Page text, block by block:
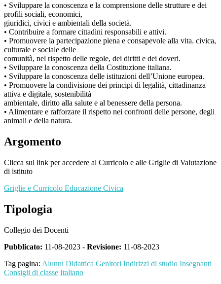
• Sviluppare la conoscenza e la comprensione delle strutture e dei
profili sociali, economici,
giuridici, civici e ambientali della società.
• Contribuire a formare cittadini responsabili e attivi.
• Promuovere la partecipazione piena e consapevole alla vita. civica,
culturale e sociale delle
comunità, nel rispetto delle regole, dei diritti e dei doveri.
• Sviluppare la conoscenza della Costituzione italiana.
• Sviluppare la conoscenza delle istituzioni dell’Unione europea.
• Promuovere la condivisione dei principi di legalità, cittadinanza
attiva e digitale, sostenibilità
ambientale, diritto alla salute e al benessere della persona.
• Alimentare e rafforzare il rispetto nei confronti delle persone, degli
animali e della natura.
Argomento
Clicca sul link per accedere al Curricolo e alle Griglie di Valutazione
di istituto
Griglie e Curricolo Educazione Civica
Tipologia
Collegio dei Docenti
Pubblicato: 11-08-2023 - Revisione: 11-08-2023
Tag pagina: Alunni Didattica Genitori Indirizzi di studio Insegnanti
Consigli di classe Italiano